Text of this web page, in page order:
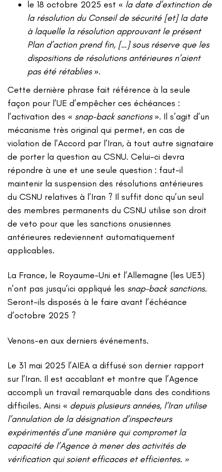
le 18 octobre 2025 est « la date d’extinction de
la résolution du Conseil de sécurité [et] la date
à laquelle la résolution approuvant le présent
Plan d’action prend fin, […] sous réserve que les
dispositions de résolutions antérieures n’aient
pas été rétablies».
Cette dernière phrase fait référence à la seule
façon pour l’UE d’empêcher ces échéances :
l’activation des « snap-back sanctions». Il s’agit d’un
mécanisme très original qui permet, en cas de
violation de l’Accord par l’Iran, à tout autre signataire
de porter la question au CSNU. Celui-ci devra
répondre à une et une seule question : faut-il
maintenir la suspension des résolutions antérieures
du CSNU relatives à l’Iran ? Il suffit donc qu’un seul
des membres permanents du CSNU utilise son droit
de veto pour que les sanctions onusiennes
antérieures redeviennent automatiquement
applicables.
La France, le Royaume-Uni et l’Allemagne (les UE3)
n’ont pas jusqu’ici appliqué les snap-back sanctions.
Seront-ils disposés à le faire avant l’échéance
d’octobre 2025 ?
Venons-en aux derniers événements.
Le 31 mai 2025 l’AIEA a diffusé son dernier rapport
sur l’Iran. Il est accablant et montre que l’Agence
accompli un travail remarquable dans des conditions
difficiles. Ainsi « depuis plusieurs années, l’Iran utilise
l’annulation de la désignation d’inspecteurs
expérimentés d’une manière qui compromet la
capacité de l’Agence à mener des activités de
vérification qui soient efficaces et efficientes. »